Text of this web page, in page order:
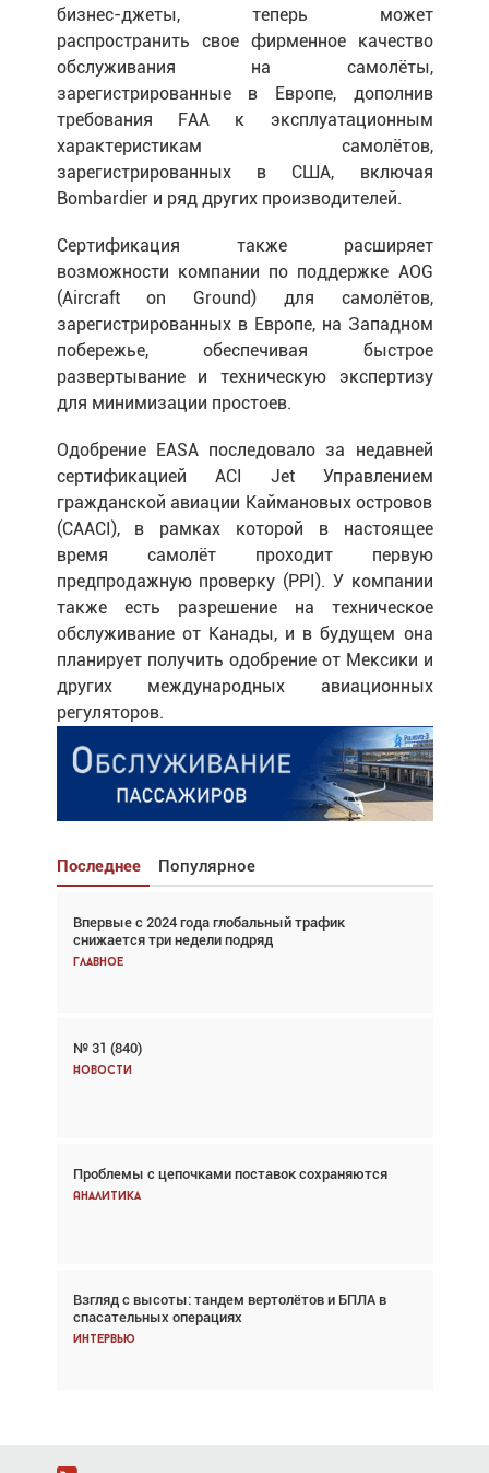
бизнес-джеты, теперь может
распространить свое фирменное качество
обслуживания на самолёты,
зарегистрированные в Европе, дополнив
требования FAA к эксплуатационным
характеристикам самолётов,
зарегистрированных в США, включая
Bombardier и ряд других производителей.
Сертификация также расширяет
возможности компании по поддержке AOG
(Aircraft on Ground) для самолётов,
зарегистрированных в Европе, на Западном
побережье, обеспечивая быстрое
развертывание и техническую экспертизу
для минимизации простоев.
Одобрение EASA последовало за недавней
сертификацией ACI Jet Управлением
гражданской авиации Каймановых островов
(CAACI), в рамках которой в настоящее
время самолёт проходит первую
предпродажную проверку (PPI). У компании
также есть разрешение на техническое
обслуживание от Канады, и в будущем она
планирует получить одобрение от Мексики и
других международных авиационных
регуляторов.
Последнее Популярное
Впервые с 2024 года глобальный трафик
снижается три недели подряд
Главное
№ 31 (840)
Новости
Проблемы с цепочками поставок сохраняются
Аналитика
Взгляд с высоты: тандем вертолётов и БПЛА в
спасательных операциях
Интервью
Взгляд с высоты: тандем вертолётов и БПЛА в
спасательных операциях
Главное
Авиационный фотограф Дэйв Кох: «Фотография
говорит сама за себя... а ИИ всё портит»
Впервые с 2024 года глобальный трафик
снижается три недели подряд
Частный самолёт – это актив. Подходите к
покупке соответствующим образом
Интервью